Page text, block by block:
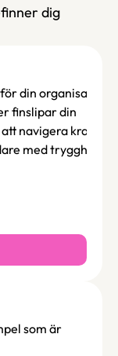
dig
din organisation.
finslipar din
navigera kraven,
med trygghet.
som är